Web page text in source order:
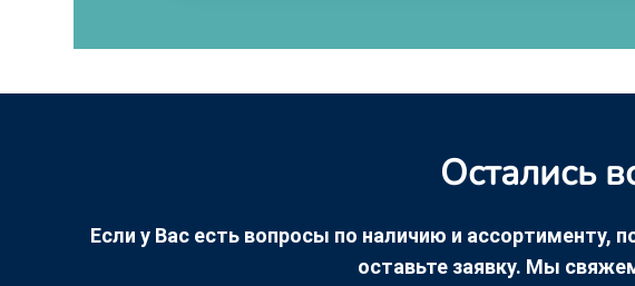
Остались
Если у Вас есть вопросы по наличию и ассортименту,
оставьте заявку. Мы